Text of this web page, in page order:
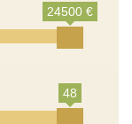
24500 €
48